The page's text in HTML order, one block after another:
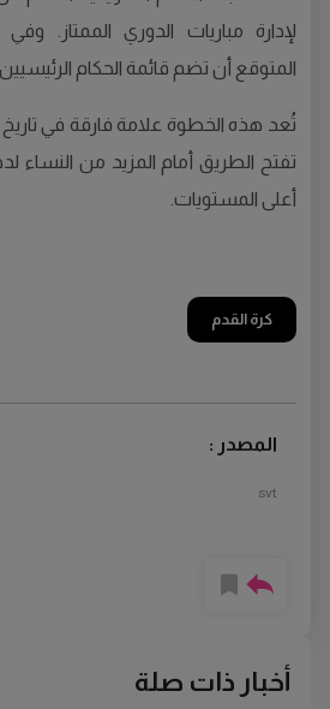
لإدارة مباريات الدوري الممتاز.
المتوقع أن تضم قائمة الحكام الرئيسيين 12 حكمًا و20 مساعدًا.
تُعد هذه الخطوة علامة فارقة في
تفتح الطريق أمام المزيد من النساء
أعلى المستويات.
كرة القدم
المصدر :
svt
أخبار ذات صلة